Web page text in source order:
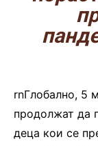
rnГлобално, 5
продолжат да
деца кои се